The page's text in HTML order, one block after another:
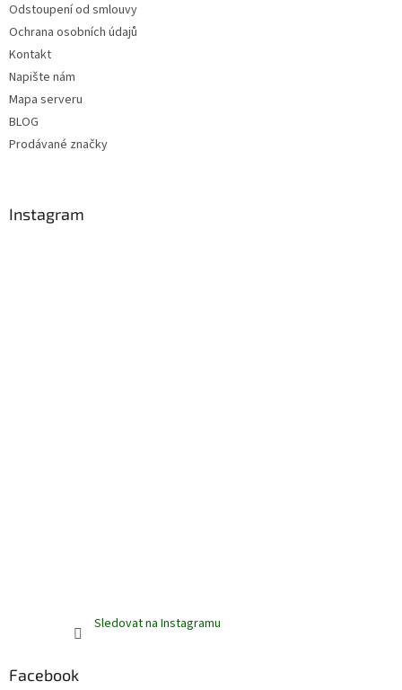
Odstoupení od smlouvy
Ochrana osobních údajů
Kontakt
Napište nám
Mapa serveru
BLOG
Prodávané značky
Instagram
Sledovat na Instagramu
Facebook